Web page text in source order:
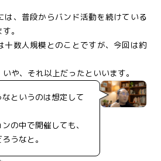
は、普段からバンド活動を続けている
。
十数人規模とのことですが、今回は約
や、それ以上だったといいます。
というのは想定して
の中で開催しても、
うなと。